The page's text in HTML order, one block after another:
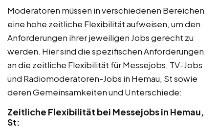
Moderatoren müssen in verschiedenen Bereichen
eine hohe zeitliche Flexibilität aufweisen, um den
Anforderungen ihrer jeweiligen Jobs gerecht zu
werden. Hier sind die spezifischen Anforderungen
an die zeitliche Flexibilität für Messejobs, TV-Jobs
und Radiomoderatoren-Jobs in Hemau, St sowie
deren Gemeinsamkeiten und Unterschiede:
Zeitliche Flexibilität bei Messejobs in Hemau,
St: